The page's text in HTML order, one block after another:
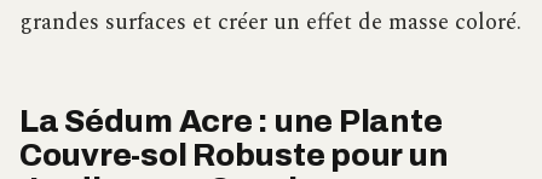
grandes surfaces et créer un effet de masse coloré.
La Sédum Acre : une Plante
Couvre-sol Robuste pour un